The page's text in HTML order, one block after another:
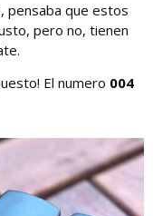
pensaba que estos
pero no, tienen
El numero 004